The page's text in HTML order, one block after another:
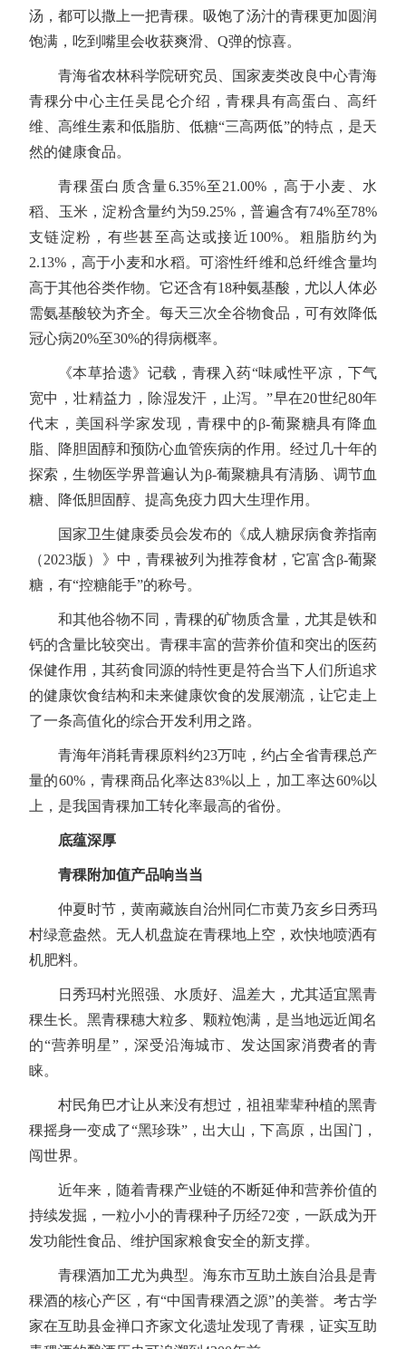
汤，都可以撒上一把青稞。吸饱了汤汁的青稞更加圆润
饱满，吃到嘴里会收获爽滑、Q弹的惊喜。
青海省农林科学院研究员、国家麦类改良中心青海
青稞分中心主任吴昆仑介绍，青稞具有高蛋白、高纤
维、高维生素和低脂肪、低糖“三高两低”的特点，是天
然的健康食品。
青稞蛋白质含量6.35%至21.00%，高于小麦、水
稻、玉米，淀粉含量约为59.25%，普遍含有74%至78%
支链淀粉，有些甚至高达或接近100%。粗脂肪约为
2.13%，高于小麦和水稻。可溶性纤维和总纤维含量均
高于其他谷类作物。它还含有18种氨基酸，尤以人体必
需氨基酸较为齐全。每天三次全谷物食品，可有效降低
冠心病20%至30%的得病概率。
《本草拾遗》记载，青稞入药“味咸性平凉，下气
宽中，壮精益力，除湿发汗，止泻。”早在20世纪80年
代末，美国科学家发现，青稞中的β-葡聚糖具有降血
脂、降胆固醇和预防心血管疾病的作用。经过几十年的
探索，生物医学界普遍认为β-葡聚糖具有清肠、调节血
糖、降低胆固醇、提高免疫力四大生理作用。
国家卫生健康委员会发布的《成人糖尿病食养指南
（2023版）》中，青稞被列为推荐食材，它富含β-葡聚
糖，有“控糖能手”的称号。
和其他谷物不同，青稞的矿物质含量，尤其是铁和
钙的含量比较突出。青稞丰富的营养价值和突出的医药
保健作用，其药食同源的特性更是符合当下人们所追求
的健康饮食结构和未来健康饮食的发展潮流，让它走上
了一条高值化的综合开发利用之路。
青海年消耗青稞原料约23万吨，约占全省青稞总产
量的60%，青稞商品化率达83%以上，加工率达60%以
上，是我国青稞加工转化率最高的省份。
底蕴深厚
青稞附加值产品响当当
仲夏时节，黄南藏族自治州同仁市黄乃亥乡日秀玛
村绿意盎然。无人机盘旋在青稞地上空，欢快地喷洒有
机肥料。
日秀玛村光照强、水质好、温差大，尤其适宜黑青
稞生长。黑青稞穗大粒多、颗粒饱满，是当地远近闻名
的“营养明星”，深受沿海城市、发达国家消费者的青
睐。
村民角巴才让从来没有想过，祖祖辈辈种植的黑青
稞摇身一变成了“黑珍珠”，出大山，下高原，出国门，
闯世界。
近年来，随着青稞产业链的不断延伸和营养价值的
持续发掘，一粒小小的青稞种子历经72变，一跃成为开
发功能性食品、维护国家粮食安全的新支撑。
青稞酒加工尤为典型。海东市互助土族自治县是青
稞酒的核心产区，有“中国青稞酒之源”的美誉。考古学
家在互助县金禅口齐家文化遗址发现了青稞，证实互助